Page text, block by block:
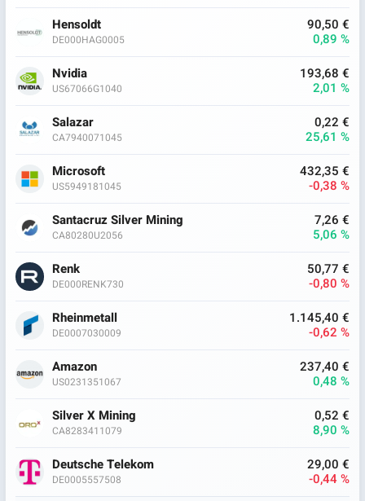
Hensoldt
DE000HAG0005
90,50 €
0,89 %
Nvidia
US67066G1040
193,68 €
2,01 %
Salazar
CA7940071045
0,22 €
25,61 %
Microsoft
US5949181045
432,35 €
-0,38 %
Santacruz Silver Mining
CA80280U2056
7,26 €
5,06 %
Renk
DE000RENK730
50,77 €
-0,80 %
Rheinmetall
DE0007030009
1.145,40 €
-0,62 %
Amazon
US0231351067
237,40 €
0,48 %
Silver X Mining
CA8283411079
0,52 €
8,90 %
Deutsche Telekom
DE0005557508
29,00 €
-0,44 %